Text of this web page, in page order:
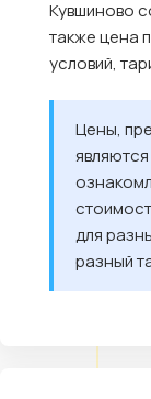
Кувшиново
также цена
условий,
Цены,
для
разный